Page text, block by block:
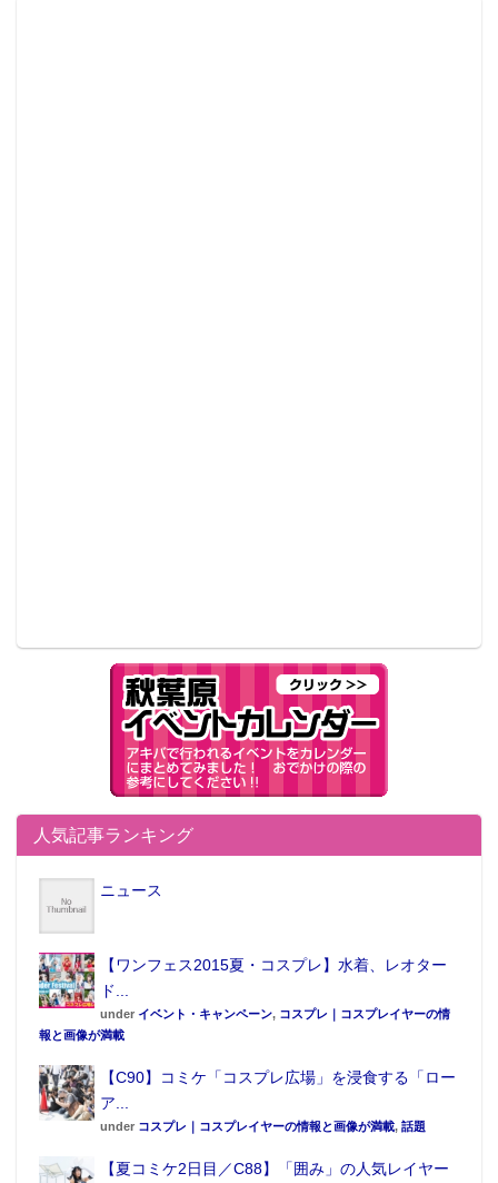
人気記事ランキング
ニュース
【ワンフェス2015夏・コスプレ】水着、レオター
ド...
under イベント・キャンペーン, コスプレ｜コスプレイヤーの情
報と画像が満載
【C90】コミケ「コスプレ広場」を浸食する「ロー
ア...
under コスプレ｜コスプレイヤーの情報と画像が満載, 話題
【夏コミケ2日目／C88】「囲み」の人気レイヤー